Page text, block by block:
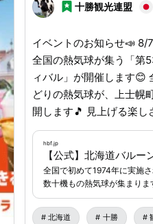
十勝観光連盟
イベントのお知らせ📣 8/7～8/9の３日間、上士幌町で
全国の熱気球が集う「第
ィバル」が開催します😊 全国各地から集まった色とり
どりの熱気球が、上士幌
開します🎵 見上げる楽しさはもちろん、会場には実際
に浮遊感を味わえる熱気
じめ、フォークディオ「
ど多彩なステージイベン
「バルーン商店街」など
用意しております😍 夏の思い出を作りに、ご家族やご
友人と一緒に、お越しください🤗 🔶イベ
hbf.jp
【公式】北海道バル
全国で初めて1974年に実施
数十機もの熱気球が集まり
イベントを開催しお祭り気
北海道 十勝